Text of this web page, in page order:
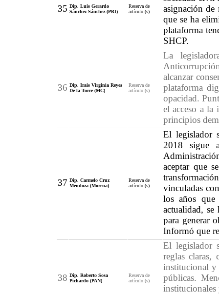
35 Dip. Luis Gerardo
Sánchez Sánchez (PRI)
Reserva de
artículo (s)
asignación de
que se ha
plataforma
SHCP.
36 Dip. Irais Virginia Reyes
De la Torre (MC)
Reserva de
artículo (s)
La
alcanzar
plataforma
opacidad.
el acceso a la
principios
37 Dip. Carmelo Cruz
Mendoza (Morena)
Reserva de
artículo (s)
El legislador
2018 sigue
aceptar que
vinculadas
los años
actualidad, se
para generar
Informó que
38 Dip. Roberto Sosa
Pichardo (PAN)
Reserva de
artículo (s)
El legislador
reglas claras,
institucional y
públicas.